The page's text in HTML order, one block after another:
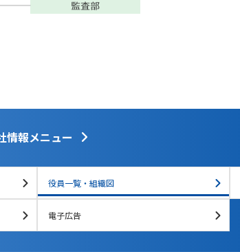
情報メニュー
役員一覧・組織図
電子広告